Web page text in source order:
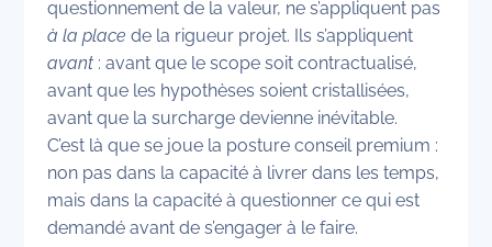
questionnement de la valeur, ne s’appliquent pas
à la place de la rigueur projet. Ils s’appliquent
avant: avant que le scope soit contractualisé,
avant que les hypothèses soient cristallisées,
avant que la surcharge devienne inévitable.
C’est là que se joue la posture conseil premium :
non pas dans la capacité à livrer dans les temps,
mais dans la capacité à questionner ce qui est
demandé avant de s’engager à le faire.